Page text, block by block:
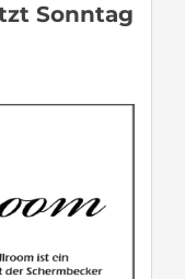
Sonntag